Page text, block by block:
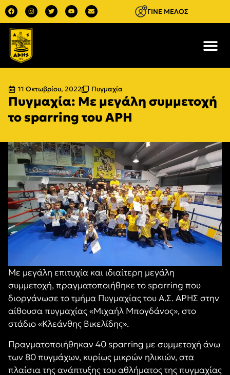
ΓΙΝΕ ΜΕΛΟΣ
11 Οκτωβρίου, 2022 Πυγμαχία
Πυγμαχία: Με μεγάλη συμμετοχή
το sparring του ΑΡΗ
Με μεγάλη επιτυχία και ιδιαίτερη μεγάλη
συμμετοχή, πραγματοποιήθηκε το sparring που
διοργάνωσε το τμήμα Πυγμαχίας του Α.Σ. ΑΡΗΣ στην
αίθουσα πυγμαχίας «Μιχαήλ Μπογδάνος», στο
στάδιο «Κλεάνθης Βικελίδης».
Πραγματοποιήθηκαν 40 sparring με συμμετοχή άνω
των 80 πυγμάχων, κυρίως μικρών ηλικιών, στα
πλαίσια της ανάπτυξης του αθλήματος της πυγμαχίας